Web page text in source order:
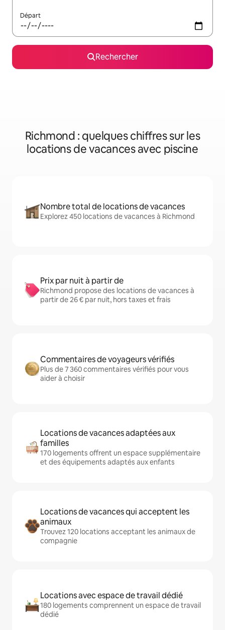
Départ
Rechercher
Richmond : quelques chiffres sur les
locations de vacances avec piscine
Nombre total de locations de vacances
Explorez 450 locations de vacances à Richmond
Prix par nuit à partir de
Richmond propose des locations de vacances à
partir de 26 € par nuit, hors taxes et frais
Commentaires de voyageurs vérifiés
Plus de 7 360 commentaires vérifiés pour vous
aider à choisir
Locations de vacances adaptées aux
familles
170 logements offrent un espace supplémentaire
et des équipements adaptés aux enfants
Locations de vacances qui acceptent les
animaux
Trouvez 120 locations acceptant les animaux de
compagnie
Locations avec espace de travail dédié
180 logements comprennent un espace de travail
dédié